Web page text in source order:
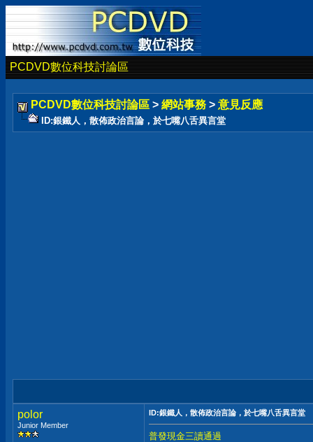
PCDVD數位科技討論區
PCDVD數位科技討論區 > 網站事務 > 意見反應
ID:銀鐵人，散佈政治言論，於七嘴八舌異言堂
polor
Junior Member
ID:銀鐵人，散佈政治言論，於七嘴八舌異言堂
普發現金三讀通過